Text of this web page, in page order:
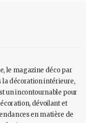
le magazine déco par
la décoration intérieure,
un incontournable pour
dévoilant et
en matière de